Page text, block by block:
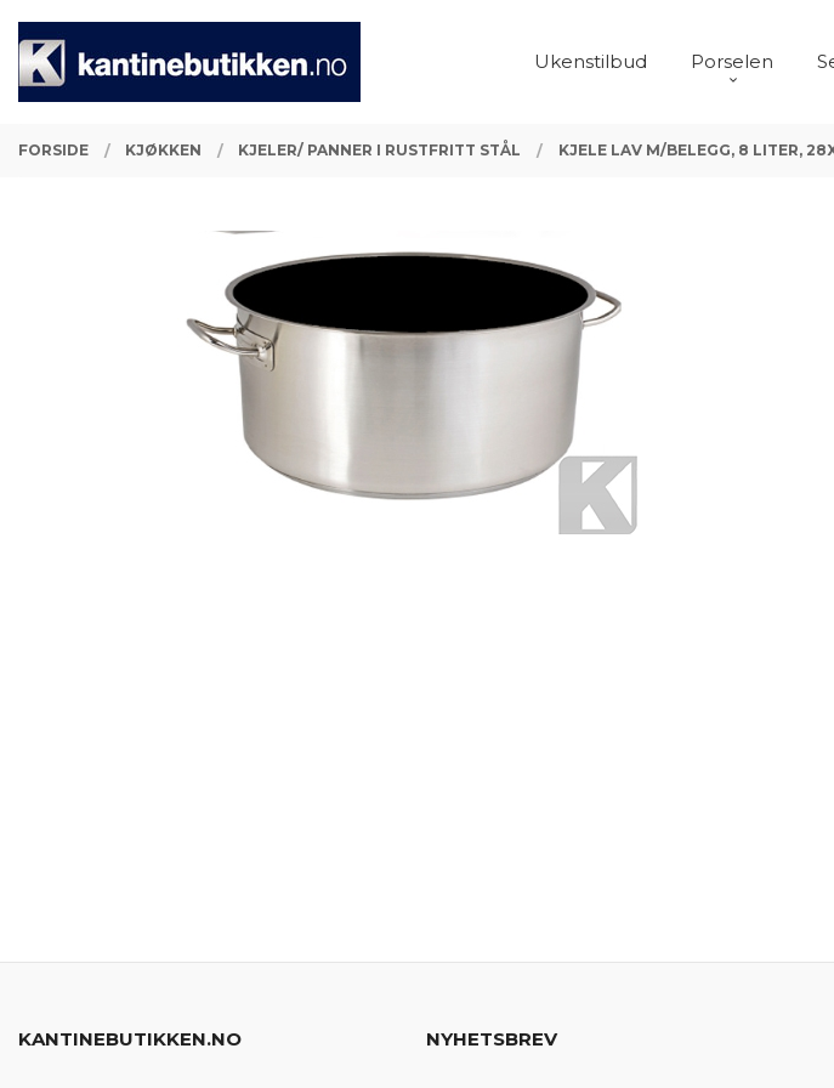
innholdet
PRODUKTER
Ukenstilbud Porselen
Lukk
FORSIDE KJØKKEN KJELER/ PANNER I RUSTFRITT STÅL KJELE LAV M/BELEGG, 8 LITER,
KANTINEBUTIKKEN.NO NYHETSBREV